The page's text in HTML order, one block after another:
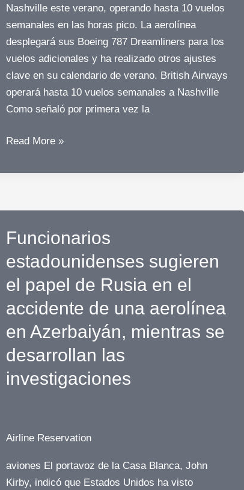
Nashville este verano, operando hasta 10 vuelos
semanales en las horas pico. La aerolínea
desplegará sus Boeing 787 Dreamliners para los
vuelos adicionales y ha realizado otros ajustes
clave en su calendario de verano. British Airways
operará hasta 10 vuelos semanales a Nashville
Como señaló por primera vez la
British
operará
vuelos
a
Nashville
Read More »
Funcionarios
estadounidenses sugieren
el papel de Rusia en el
accidente de una aerolínea
en Azerbaiyán, mientras se
desarrollan las
investigaciones
Airline Reservation
aviones El portavoz de la Casa Blanca, John
Kirby, indicó que Estados Unidos ha visto